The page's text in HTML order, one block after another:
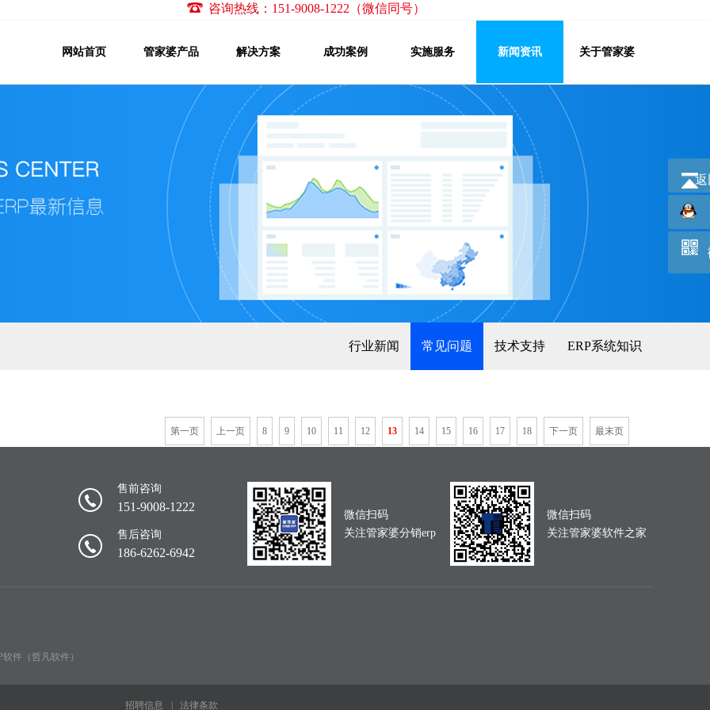
返
咨询热线：151-9008-1222（微信同号）
网站首页 管家婆产品 解决方案 成功案例 实施服务 新闻资讯 关于管家婆
行业新闻 常见问题 技术支持 ERP系统知识
第一页 上一页 8 9 10 11 12 13 14 15 16 17 18 下一页 最末页
售前咨询
151-9008-1222
售后咨询
186-6262-6942
微信扫码
关注管家婆分销erp
微信扫码
关注管家婆软件之家
软件（哲凡软件）
招聘信息 法律条款